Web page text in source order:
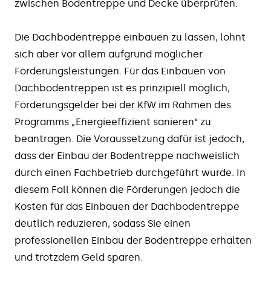
zwischen Bodentreppe und Decke überprüfen.
Die Dachbodentreppe einbauen zu lassen, lohnt
sich aber vor allem aufgrund möglicher
Förderungsleistungen. Für das Einbauen von
Dachbodentreppen ist es prinzipiell möglich,
Förderungsgelder bei der KfW im Rahmen des
Programms „Energieeffizient sanieren“ zu
beantragen. Die Voraussetzung dafür ist jedoch,
dass der Einbau der Bodentreppe nachweislich
durch einen Fachbetrieb durchgeführt wurde. In
diesem Fall können die Förderungen jedoch die
Kosten für das Einbauen der Dachbodentreppe
deutlich reduzieren, sodass Sie einen
professionellen Einbau der Bodentreppe erhalten
und trotzdem Geld sparen.